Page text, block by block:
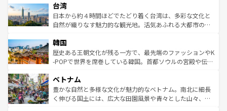
ならではの贅沢な旅のスタイルだ。 なお、新着のアメリカ
情報はコンテンツ一覧を参照してほしい。
れるおもてなしの心で訪れる人々を迎えてくれるハワイの
人々、おいしいローカルフードやハワイアンミュージッ
ク、伝統的なフラダンスなど、すべてがハワイの魅力を彩
ワイを、存分に味わってほしい。 なお、新着のハワイ情報
はコンテンツ一覧を参照してほしい。
リアリーフや大陸中央部にそびえるウルル（エアーズロッ
ク）、タスマニアの美しい原生林やケアンズの熱帯雨林な
ど、見どころがたくさん。また、カフェやワイン、オージ
いる。アクティビティも充実しており、サーフィンやダイ
ビング、ハイキングなど、アウトドア好きにはたまらな
い。オーストラリアの多彩な魅力を存分に味わいつくそ
参照してほしい。
台湾
日本から約４時間ほどでたどり着く台湾は、多彩な文化と
自然が織りなす魅力的な観光地。活気あふれる大都市の台
ン）、静ひつな山岳地帯である台湾東部など、都市の喧騒
と山間の静けさが共存しており、訪れる人に新しい発見と
驚きをもたらしてくれる。また、奥深い台湾の食文化も魅
容にもいいと評判のスイーツなど、バラエティ豊かな料理
が味わえる。 なお、新着の台湾情報は コンテンツ一覧を参
照してほしい。
韓国
歴史ある王朝文化が残る一方で、最先端のファッションやK
-POPで世界を席巻している韓国。首都ソウルの宮殿や伝統
き、地方に足を延ばせば四季折々の自然美を楽しむことが
できる。そして、キムチや焼肉、絶品のストリートフード
まで、さまざまな韓国料理が待っている。夜には、韓国な
ベトナム
豊かな自然と多様な文化が魅力的なベトナム。南北に細長
く伸びる国土には、広大な田園風景や青々とした山々、世